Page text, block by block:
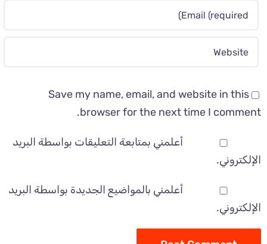
Save my name, email, and website in this
browser for the next time I comment.
أعلمني بمتابعة التعليقات بواسطة البريد
الإلكتروني.
أعلمني بالمواضيع الجديدة بواسطة البريد
الإلكتروني.